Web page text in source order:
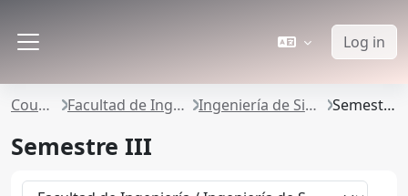
Log in
Courses Facultad de Ingeniería Ingeniería de Sistemas Semestre III
Semestre III